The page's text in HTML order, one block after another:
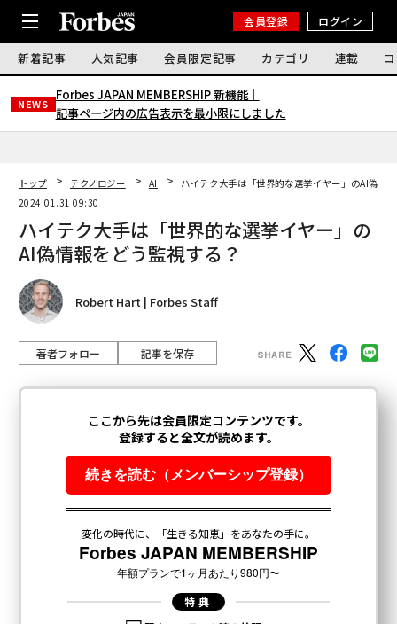
会員登録 ログイン
新着記事 人気記事 会員限定記事 カテゴリ 連載
NEWS
Forbes JAPAN MEMBERSHIP 新機能｜
記事ページ内の広告表示を最小限にしました
トップ テクノロジー AI
ハイテク大手は「世界的な選挙イヤー」のAI偽情
2024.01.31 09:30
ハイテク大手は「世界的な選挙イヤー」の
AI偽情報をどう監視する？
Robert Hart | Forbes Staff
著者フォロー 記事を保存